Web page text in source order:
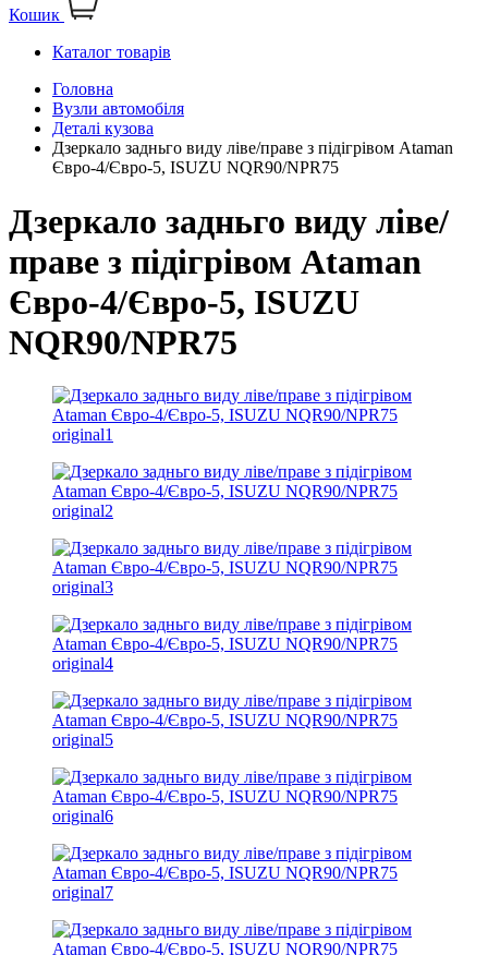
Кошик
Каталог товарів
Головна
Вузли автомобіля
Деталі кузова
Дзеркало задньго виду ліве/праве з підігрівом Ataman
Євро-4/Євро-5, ISUZU NQR90/NPR75
Дзеркало задньго виду ліве/
праве з підігрівом Ataman
Євро-4/Євро-5, ISUZU
NQR90/NPR75